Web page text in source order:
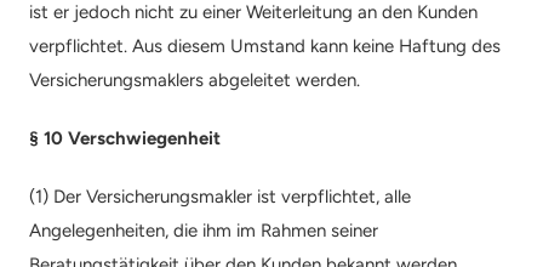
ist er jedoch nicht zu einer Weiterleitung an den Kunden
verpflichtet. Aus diesem Umstand kann keine Haftung des
Versicherungsmaklers abgeleitet werden.
§ 10 Verschwiegenheit
(1) Der Versicherungsmakler ist verpflichtet, alle
Angelegenheiten, die ihm im Rahmen seiner